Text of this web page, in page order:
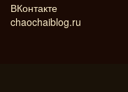
ВКонтакте
chaochaiblog.ru